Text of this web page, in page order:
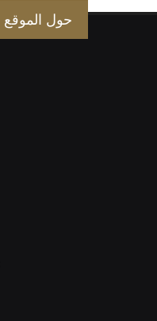
حول الموقع